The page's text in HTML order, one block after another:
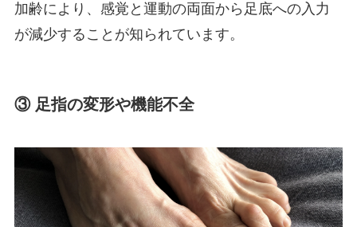
加齢により、感覚と運動の両面から足底への入力
が減少することが知られています。
③ 足指の変形や機能不全